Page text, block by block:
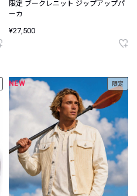
限定 ブークレニット ジップアップパ
ーカ
¥27,500
NEW 限定